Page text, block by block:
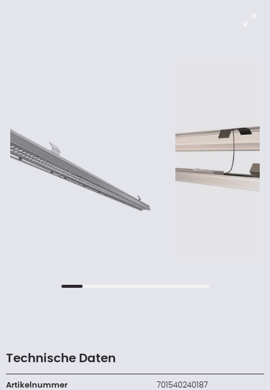
Technische Daten
Artikelnummer 701540240187